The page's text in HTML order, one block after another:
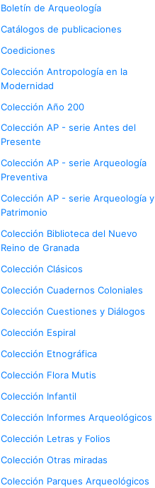
Boletín de Arqueología
Catálogos de publicaciones
Coediciones
Colección Antropología en la
Modernidad
Colección Año 200
Colección AP - serie Antes del
Presente
Colección AP - serie Arqueología
Preventiva
Colección AP - serie Arqueología y
Patrimonio
Colección Biblioteca del Nuevo
Reino de Granada
Colección Clásicos
Colección Cuadernos Coloniales
Colección Cuestiones y Diálogos
Colección Espiral
Colección Etnográfica
Colección Flora Mutis
Colección Infantil
Colección Informes Arqueológicos
Colección Letras y Folios
Colección Otras miradas
Colección Parques Arqueológicos